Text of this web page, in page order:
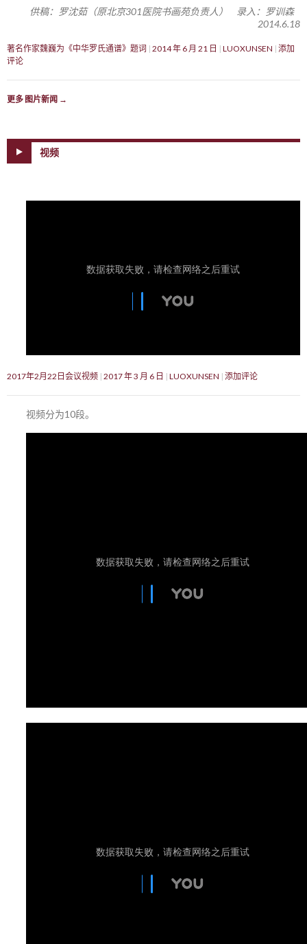
供稿：罗沈茹（原北京301医院书画苑负责人） 录入：罗训森
2014.6.18
著名作家魏巍为《中华罗氏通谱》题词 2014 年 6 月 21 日 LUOXUNSEN 添加
评论
更多 图片新闻 →
视频
2017年2月22日会议视频 2017 年 3 月 6 日 LUOXUNSEN 添加评论
视频分为10段。